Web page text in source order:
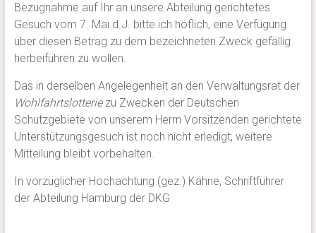
Bezugnahme auf Ihr an unsere Abteilung gerichtetes
Gesuch vom 7. Mai d.J. bitte ich höflich, eine Verfügung
über diesen Betrag zu dem bezeichneten Zweck gefällig
herbeiführen zu wollen.
Das in derselben Angelegenheit an den Verwaltungsrat der
Wohlfahrtslotteriezu Zwecken der Deutschen
Schutzgebiete von unserem Herrn Vorsitzenden gerichtete
Unterstützungsgesuch ist noch nicht erledigt; weitere
Mitteilung bleibt vorbehalten.
In vorzüglicher Hochachtung (gez.) Kähne, Schriftführer
der Abteilung Hamburg der DKG